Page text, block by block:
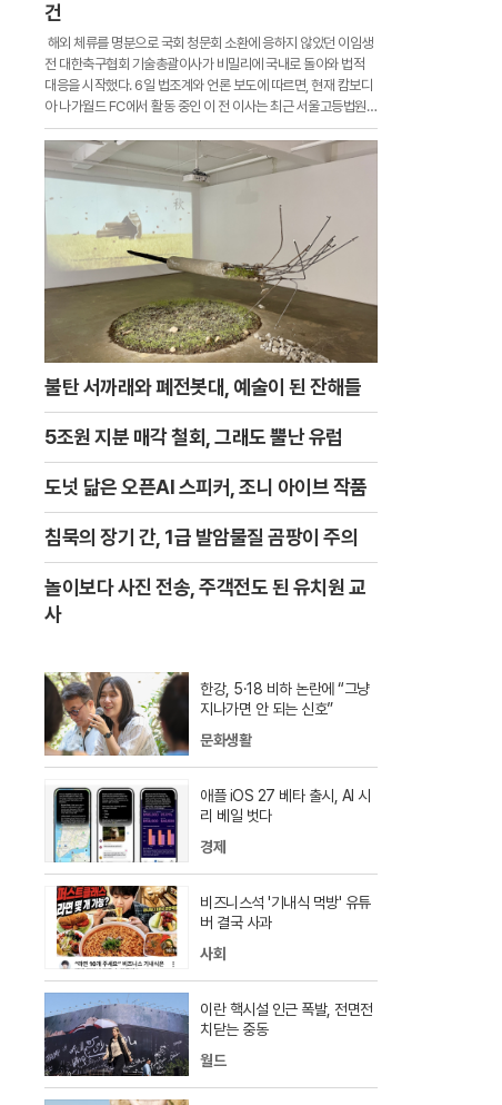
건
해외 체류를 명분으로 국회 청문회 소환에 응하지 않았던 이임생
전 대한축구협회 기술총괄이사가 비밀리에 국내로 돌아와 법적
대응을 시작했다. 6일 법조계와 언론 보도에 따르면, 현재 캄보디
아 나가월드 FC에서 활동 중인 이 전 이사는 최근 서울고등법원에
서 진행되고 있는 대한축구협회와 문화체육관광부 간의 행정소송
에
불탄 서까래와 폐전봇대, 예술이 된 잔해들
5조원 지분 매각 철회, 그래도 뿔난 유럽
도넛 닮은 오픈AI 스피커, 조니 아이브 작품
침묵의 장기 간, 1급 발암물질 곰팡이 주의
놀이보다 사진 전송, 주객전도 된 유치원 교
사
한강, 5·18 비하 논란에 “그냥
지나가면 안 되는 신호”
문화생활
애플 iOS 27 베타 출시, AI 시
리 베일 벗다
경제
비즈니스석 '기내식 먹방' 유튜
버 결국 사과
사회
이란 핵시설 인근 폭발, 전면전
치닫는 중동
월드